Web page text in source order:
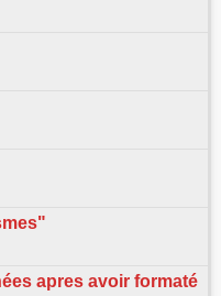
apres avoir formaté